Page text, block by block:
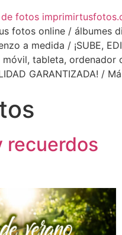
fotos online / álbumes
a medida / ¡SUBE,
móvil, tableta, ordenador
GARANTIZADA! /
recuerdos